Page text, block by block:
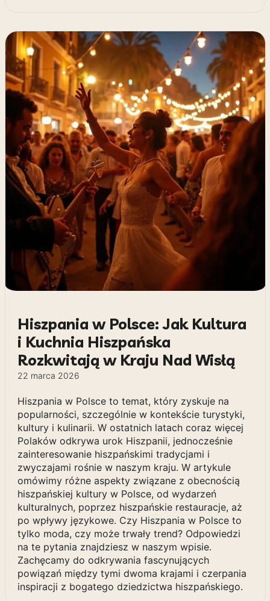
Hiszpania w Polsce: Jak Kultura
i Kuchnia Hiszpańska
Rozkwitają w Kraju Nad Wisłą
22 marca 2026
Hiszpania w Polsce to temat, który zyskuje na
popularności, szczególnie w kontekście turystyki,
kultury i kulinarii. W ostatnich latach coraz więcej
Polaków odkrywa urok Hiszpanii, jednocześnie
zainteresowanie hiszpańskimi tradycjami i
zwyczajami rośnie w naszym kraju. W artykule
omówimy różne aspekty związane z obecnością
hiszpańskiej kultury w Polsce, od wydarzeń
kulturalnych, poprzez hiszpańskie restauracje, aż
po wpływy językowe. Czy Hiszpania w Polsce to
tylko moda, czy może trwały trend? Odpowiedzi
na te pytania znajdziesz w naszym wpisie.
Zachęcamy do odkrywania fascynujących
powiązań między tymi dwoma krajami i czerpania
inspiracji z bogatego dziedzictwa hiszpańskiego.